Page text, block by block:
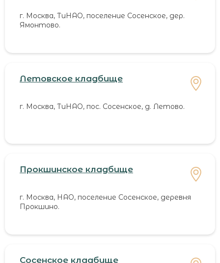
г. Москва, ТиНАО, поселение Сосенское, дер.
Ямонтово.
Летовское кладбище
г. Москва, ТиНАО, пос. Сосенское, д. Летово.
Прокшинское кладбище
г. Москва, НАО, поселение Сосенское, деревня
Прокшино.
Сосенское кладбище